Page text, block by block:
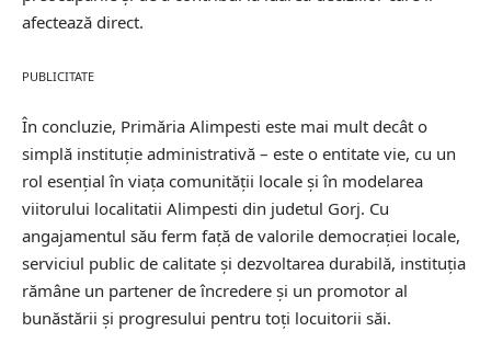
afectează direct.
PUBLICITATE
În concluzie, Primăria Alimpesti este mai mult decât o
simplă instituție administrativă – este o entitate vie, cu un
rol esențial în viața comunității locale și în modelarea
viitorului localitatii Alimpesti din judetul Gorj. Cu
angajamentul său ferm față de valorile democrației locale,
serviciul public de calitate și dezvoltarea durabilă, instituția
rămâne un partener de încredere și un promotor al
bunăstării și progresului pentru toți locuitorii săi.